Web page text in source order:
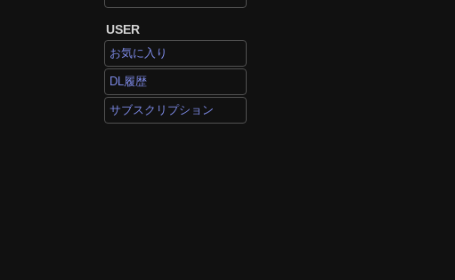
USER
お気に入り
DL履歴
サブスクリプション